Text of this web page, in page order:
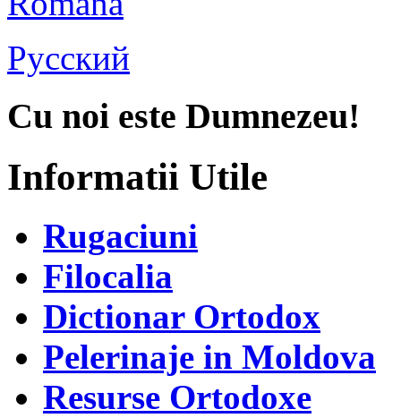
Русский
Cu noi este Dumnezeu!
Informatii Utile
Rugaciuni
Filocalia
Dictionar Ortodox
Pelerinaje in Moldova
Resurse Ortodoxe